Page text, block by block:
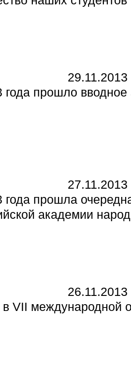
29.11.2013
года прошло
27.11.2013
года прошла
академии
26.11.2013
VII международной